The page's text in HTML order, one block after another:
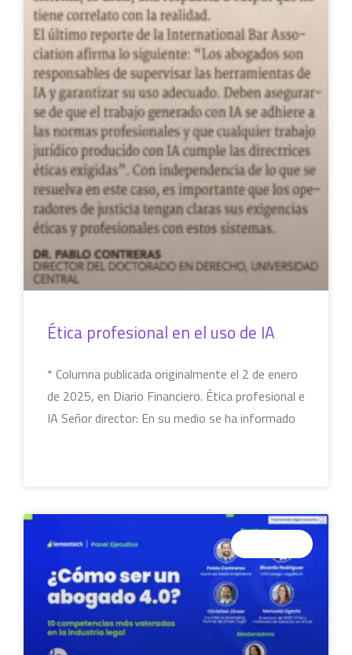
Ética profesional en el uso de IA
* Columna publicada originalmente el 2 de enero
de 2025, en Diario Financiero. Ética profesional e
IA Señor director: En su medio se ha informado